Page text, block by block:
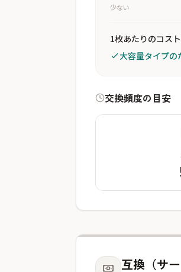
少ない
1枚あたりのコスト
大容量タイプの
交換頻度の目安
互換（サ